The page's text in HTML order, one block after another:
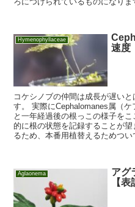
Hymenophyllaceae
速度
コケシノブの仲間は成長が遅い
す。 実際にCephalomanes属（
と一年経過後の根っこの様子を
的に根の状態を記録することが
るため、本番用植替えるためつい
Aglaonema
アグ
【表